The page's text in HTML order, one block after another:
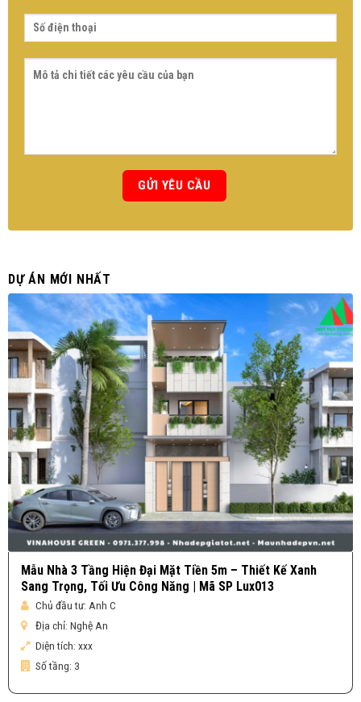
DỰ ÁN MỚI NHẤT
Mẫu Nhà 3 Tầng Hiện Đại Mặt Tiền 5m – Thiết Kế Xanh
Sang Trọng, Tối Ưu Công Năng | Mã SP Lux013
Chủ đầu tư: Anh C
Địa chỉ: Nghệ An
Diện tích: xxx
Số tầng: 3